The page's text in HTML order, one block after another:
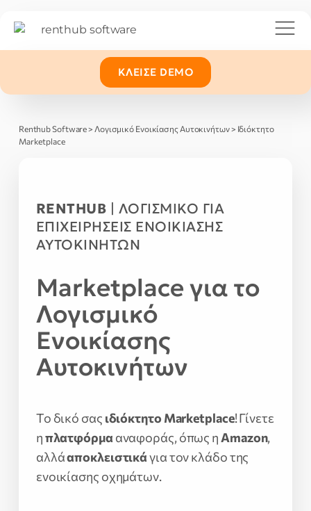
ΚΛΕΊΣΕ DEMO
Renthub Software> Λογισμικό Ενοικίασης Αυτοκινήτων> Ιδιόκτητο
Marketplace
RENTHUB | ΛΟΓΙΣΜΙΚΟ ΓΙΑ
ΕΠΙΧΕΙΡΗΣΕΙΣ ΕΝΟΙΚΙΑΣΗΣ
ΑΥΤΟΚΙΝΗΤΩΝ
Marketplace για το
Λογισμικό
Ενοικίασης
Αυτοκινήτων
Το δικό σας ιδιόκτητο Marketplace! Γίνετε
ηπλατφόρμα αναφοράς, όπως η Amazon,
αλλάαποκλειστικάγια τον κλάδο της
ενοικίασης οχημάτων.